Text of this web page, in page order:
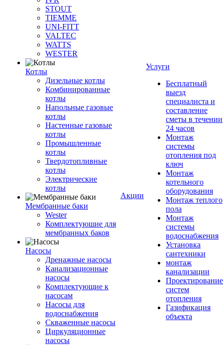
STOUT
TIEMME
UNI-FITT
VALTEC
WATTS
WESTER
Котлы
Дизельные котлы
Комбинированные
котлы
Напольные газовые
котлы
Настенные газовые
котлы
Промышленные
котлы
Твердотопливные
котлы
Электрические
котлы
Мембранные баки
Wester
Комплектуюшие для
мембранных баков
Насосы
Дренажные насосы
Канализационные
насосы
Комплектующие к
насосам
Насосы для
водоснабжения
Скваженные насосы
Циркуляционные
насосы
Акции
Услуги
Бесплатный
выезд
специалиста и
составление
сметы в течении
24 часов
Монтаж
системы
отопления под
ключ
Монтаж
котельного
оборудования
Монтаж теплого
пола
Монтаж
системы
водоснабжения
Установка
сантехники
монтаж
канализации
Проектирование
систем
отопления
Газификация
объекта